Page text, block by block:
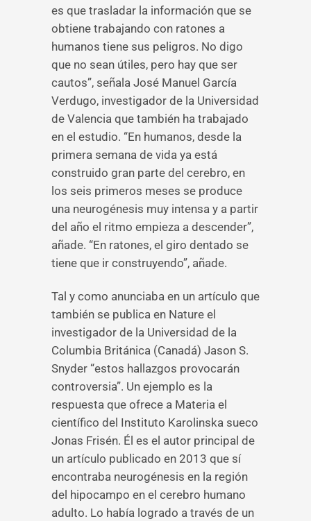
es que trasladar la información que se
obtiene trabajando con ratones a
humanos tiene sus peligros. No digo
que no sean útiles, pero hay que ser
cautos”, señala José Manuel García
Verdugo, investigador de la Universidad
de Valencia que también ha trabajado
en el estudio. “En humanos, desde la
primera semana de vida ya está
construido gran parte del cerebro, en
los seis primeros meses se produce
una neurogénesis muy intensa y a partir
del año el ritmo empieza a descender”,
añade. “En ratones, el giro dentado se
tiene que ir construyendo”, añade.
Tal y como anunciaba en un artículo que
también se publica en Nature el
investigador de la Universidad de la
Columbia Británica (Canadá) Jason S.
Snyder “estos hallazgos provocarán
controversia”. Un ejemplo es la
respuesta que ofrece a Materia el
científico del Instituto Karolinska sueco
Jonas Frisén. Él es el autor principal de
un artículo publicado en 2013 que sí
encontraba neurogénesis en la región
del hipocampo en el cerebro humano
adulto. Lo había logrado a través de un